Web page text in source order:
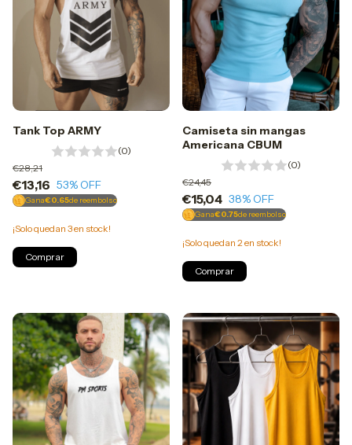
Tank Top ARMY
(0)
€13,16
€28,21
53% OFF
Gana€0.65de reembolso
¡Solo quedan 3en stock!
Comprar
Camiseta sin mangas
Americana CBUM
(0)
€15,04
€24,45
38% OFF
Gana€0.75de reembolso
¡Solo quedan 2en stock!
Comprar